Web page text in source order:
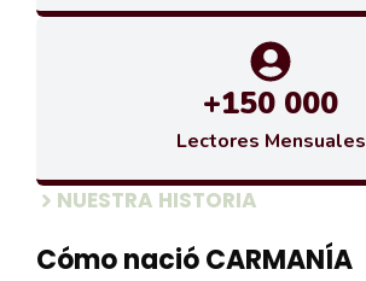
+150 000
Lectores Mensuales
NUESTRA HISTORIA
Cómo nació CARMANÍA